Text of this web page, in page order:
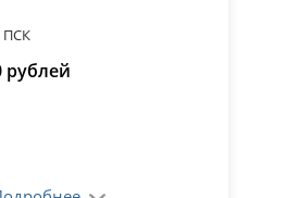
ПСК
рублей